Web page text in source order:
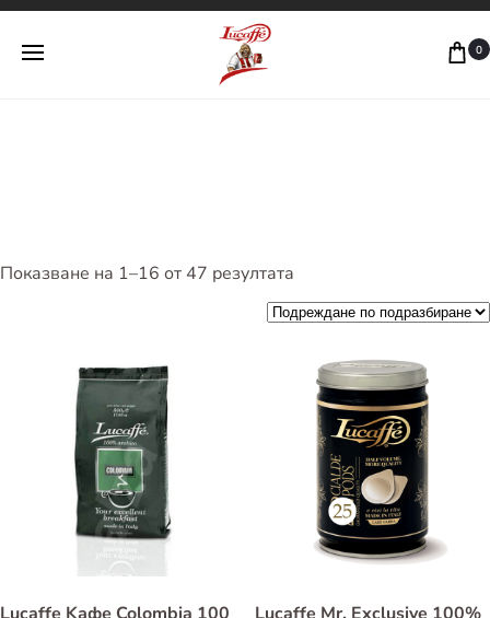
Lucaffe Bulgaria
Любимото ти италианско кафе
0
Показване на 1–16 от 47 резултата